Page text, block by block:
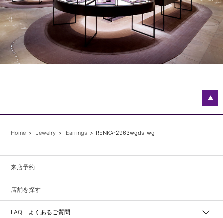
▲
Home Jewelry Earrings RENKA-2963wgds-wg
来店予約
店舗を探す
FAQ よくあるご質問